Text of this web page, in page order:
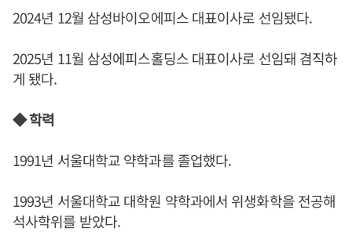
2024년 12월 삼성바이오에피스 대표이사로 선임됐다.
2025년 11월 삼성에피스홀딩스 대표이사로 선임돼 겸직하
게 됐다.
◆ 학력
1991년 서울대학교 약학과를 졸업했다.
1993년 서울대학교 대학원 약학과에서 위생화학을 전공해
석사학위를 받았다.